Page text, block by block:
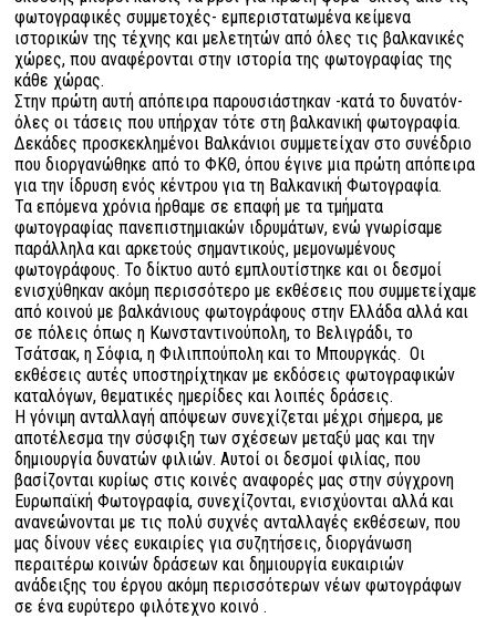
φωτογραφικές συμμετοχές- εμπεριστατωμένα κείμενα
ιστορικών της τέχνης και μελετητών από όλες τις βαλκανικές
χώρες, που αναφέρονται στην ιστορία της φωτογραφίας της
κάθε χώρας.
Στην πρώτη αυτή απόπειρα παρουσιάστηκαν -κατά το δυνατόν-
όλες οι τάσεις που υπήρχαν τότε στη βαλκανική φωτογραφία.
Δεκάδες προσκεκλημένοι Βαλκάνιοι συμμετείχαν στο συνέδριο
που διοργανώθηκε από το ΦΚΘ, όπου έγινε μια πρώτη απόπειρα
για την ίδρυση ενός κέντρου για τη Βαλκανική Φωτογραφία.
Τα επόμενα χρόνια ήρθαμε σε επαφή με τα τμήματα
φωτογραφίας πανεπιστημιακών ιδρυμάτων, ενώ γνωρίσαμε
παράλληλα και αρκετούς σημαντικούς, μεμονωμένους
φωτογράφους. Το δίκτυο αυτό εμπλουτίστηκε και οι δεσμοί
ενισχύθηκαν ακόμη περισσότερο με εκθέσεις που συμμετείχαμε
από κοινού με βαλκάνιους φωτογράφους στην Ελλάδα αλλά και
σε πόλεις όπως η Κωνσταντινούπολη, το Βελιγράδι, το
Τσάτσακ, η Σόφια, η Φιλιππούπολη και το Μπουργκάς. Οι
εκθέσεις αυτές υποστηρίχτηκαν με εκδόσεις φωτογραφικών
καταλόγων, θεματικές ημερίδες και λοιπές δράσεις.
Η γόνιμη ανταλλαγή απόψεων συνεχίζεται μέχρι σήμερα, με
αποτέλεσμα την σύσφιξη των σχέσεων μεταξύ μας και την
δημιουργία δυνατών φιλιών. Αυτοί οι δεσμοί φιλίας, που
βασίζονται κυρίως στις κοινές αναφορές μας στην σύγχρονη
Ευρωπαϊκή Φωτογραφία, συνεχίζονται, ενισχύονται αλλά και
ανανεώνονται με τις πολύ συχνές ανταλλαγές εκθέσεων, που
μας δίνουν νέες ευκαιρίες για συζητήσεις, διοργάνωση
περαιτέρω κοινών δράσεων και δημιουργία ευκαιριών
ανάδειξης του έργου ακόμη περισσότερων νέων φωτογράφων
σε ένα ευρύτερο φιλότεχνο κοινό .